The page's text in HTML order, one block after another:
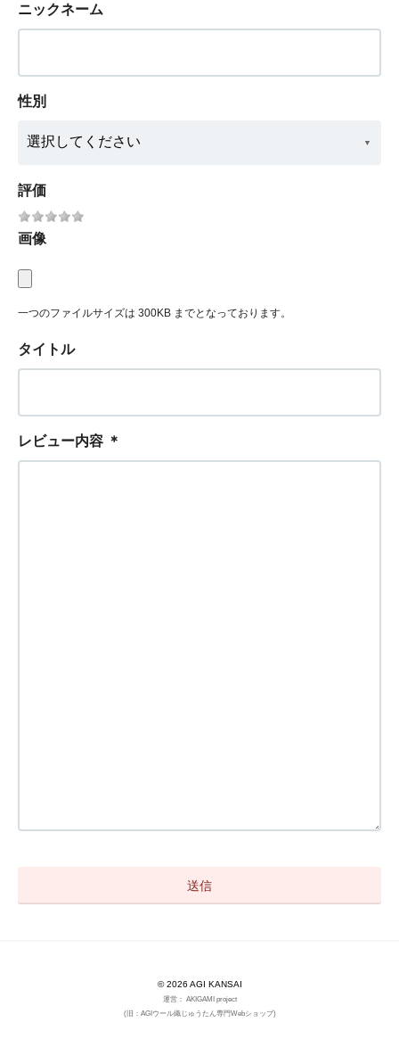
ニックネーム
性別
評価
画像
一つのファイルサイズは 300KB までとなっております。
タイトル
レビュー内容 ＊
© 2026 AGI KANSAI
運営： AKIGAMI project
(旧：AGIウール織じゅうたん専門Webショップ)